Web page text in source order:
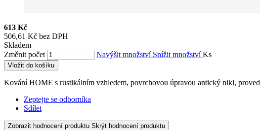
613 Kč
506,61 Kč bez DPH
Skladem
Změnit počet
Navýšit množství Snížit množstvíKs
Vložit do košíku
Kování HOME s rustikálním vzhledem, povrchovou úpravou antický nikl,
Zeptejte se odborníka
Sdílet
Zobrazit hodnocení produktu Skrýt hodnocení produktu